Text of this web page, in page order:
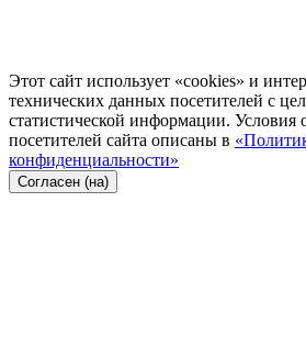
Этот сайт использует «cookies» и
технических данных посетителей с
статистической информации. Условия
посетителей сайта описаны в
конфиденциальности»
Согласен (на)